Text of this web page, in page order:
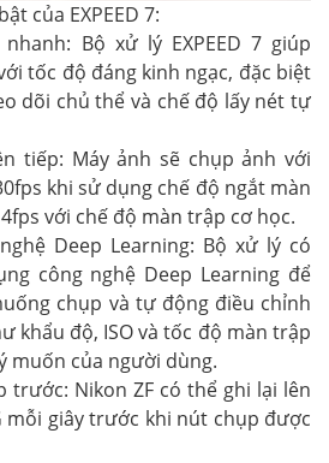
của EXPEED 7:
Bộ xử lý EXPEED 7 giúp
tốc độ đáng kinh ngạc, đặc biệt
dõi chủ thể và chế độ lấy nét tự
tiếp: Máy ảnh sẽ chụp ảnh với
khi sử dụng chế độ ngắt màn
với chế độ màn trập cơ học.
Deep Learning: Bộ xử lý có
công nghệ Deep Learning để
chụp và tự động điều chỉnh
khẩu độ, ISO và tốc độ màn trập
muốn của người dùng.
trước: Nikon ZF có thể ghi lại lên
mỗi giây trước khi nút chụp được